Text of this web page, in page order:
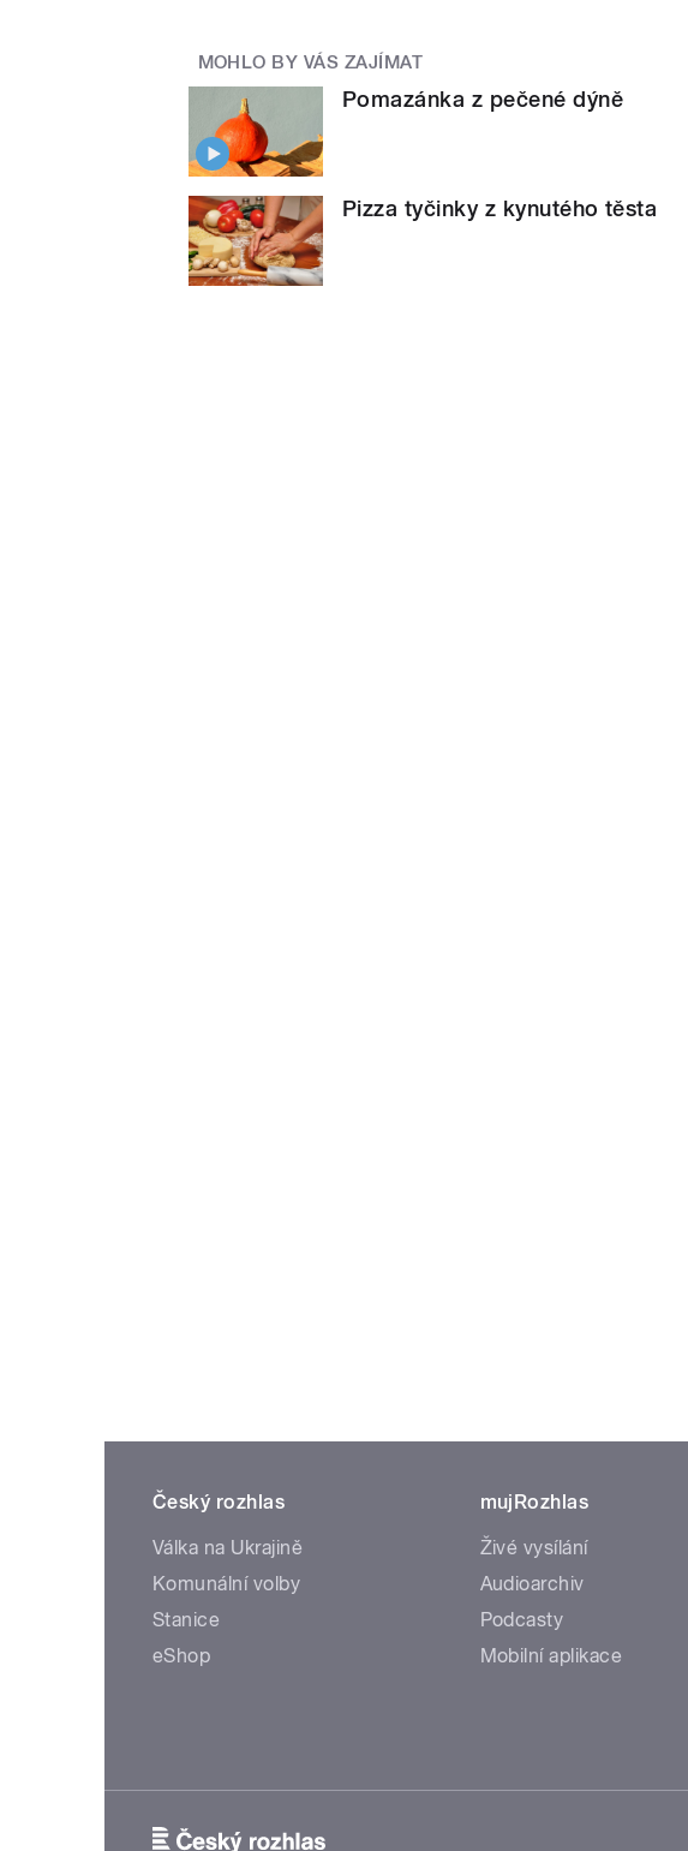
MOHLO BY VÁS ZAJÍMAT
Pomazánka z pečené dýně
Pizza tyčinky z kynutého těsta
Český rozhlas
Válka na Ukrajině
Komunální volby
Stanice
eShop
mujRozhlas
Živé vysílání
Audioarchiv
Podcasty
Mobilní aplikace